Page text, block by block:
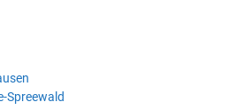
Spreewald